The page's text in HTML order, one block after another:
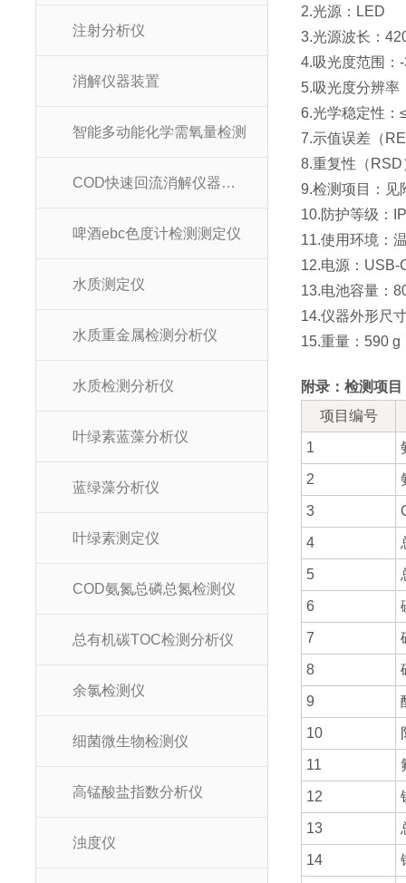
注射分析仪
消解仪器装置
智能多动能化学需氧量检测
COD快速回流消解仪器装置
啤酒ebc色度计检测测定仪
水质测定仪
水质重金属检测分析仪
水质检测分析仪
叶绿素蓝藻分析仪
蓝绿藻分析仪
叶绿素测定仪
COD氨氮总磷总氮检测仪
总有机碳TOC检测分析仪
余氯检测仪
细菌微生物检测仪
高锰酸盐指数分析仪
浊度仪
2.光源：LED
3.光源波长：
4.吸光度范围：
5.吸光度分辨率
6.光学稳定性：
7.示值误差（
8.重复性（RSD
9.检测项目：见
10.防护等级：
11.使用环境：
12.电源：USB-
13.电池容量：
14.仪器外形尺
15.重量：590 g
附录：检测项目
项目编号
1
2
3
4
5
6
7
8
9
10
11
12
13
14